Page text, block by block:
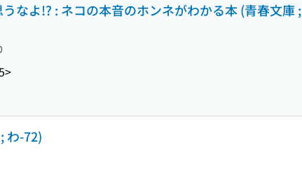
なよ!? : ネコの本音のホンネがわかる本 (青春文庫 ;
わ-72)